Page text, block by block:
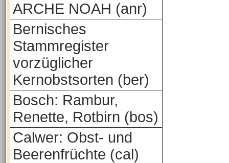
ARCHE NOAH (anr)
Bernisches
Stammregister
vorzüglicher
Kernobstsorten (ber)
Bosch: Rambur,
Renette, Rotbirn (bos)
Calwer: Obst- und
Beerenfrüchte (cal)